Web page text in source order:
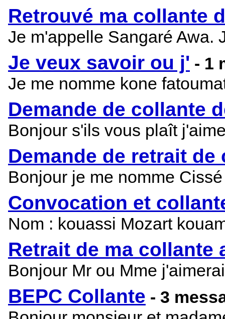
Retrouvé ma collante
Je m'appelle Sangaré Awa.
Je veux savoir ou j' - 1
Je me nomme kone
Demande de collante
Bonjour s'ils vous plaît
Demande de retrait
Bonjour je me nomme
Convocation et
Nom : kouassi Mozart
Retrait de ma collante
Bonjour Mr ou Mme
BEPC Collante - 3